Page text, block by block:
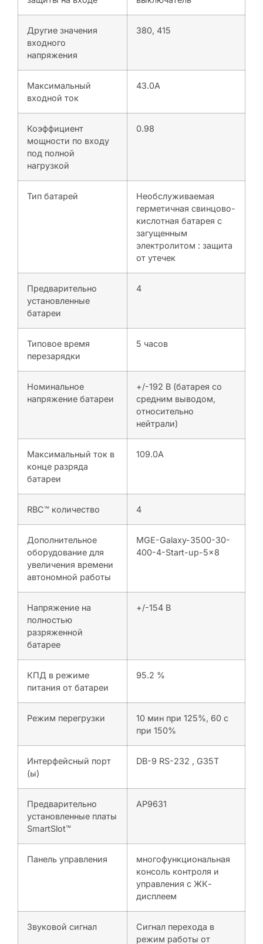
Другие значения
входного
напряжения
380, 415
Максимальный
входной ток
43.0A
Коэффициент
мощности по входу
под полной
нагрузкой
0.98
Тип батарей
Необслуживаемая
герметичная свинцово-
кислотная батарея с
загущенным
электролитом : защита
от утечек
Предварительно
установленные
батареи
4
Типовое время
перезарядки
5 часов
Номинальное
напряжение батареи
+/-192 В (батарея со
средним выводом,
относительно
нейтрали)
Максимальный ток в
конце разряда
батареи
109.0A
RBC™ количество 4
Дополнительное
оборудование для
увеличения времени
автономной работы
MGE-Galaxy-3500-30-
400-4-Start-up-5×8
Напряжение на
полностью
разряженной
батарее
+/-154 В
КПД в режиме
питания от батареи
95.2 %
Режим перегрузки
10 мин при 125%, 60 с
при 150%
Интерфейсный порт
(ы)
DB-9 RS-232 , G35T
Предварительно
установленные платы
SmartSlot™
AP9631
Панель управления
многофункциональная
консоль контроля и
управления с ЖК-
дисплеем
Звуковой сигнал
Сигнал перехода в
режим работы от